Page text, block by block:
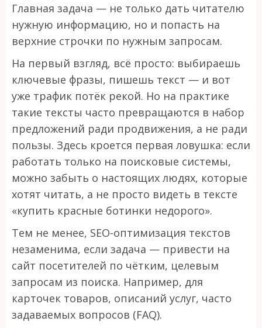
Главная задача — не только дать читателю
нужную информацию, но и попасть на
верхние строчки по нужным запросам.
На первый взгляд, всё просто: выбираешь
ключевые фразы, пишешь текст — и вот
уже трафик потёк рекой. Но на практике
такие тексты часто превращаются в набор
предложений ради продвижения, а не ради
пользы. Здесь кроется первая ловушка: если
работать только на поисковые системы,
можно забыть о настоящих людях, которые
хотят читать, а не просто видеть в тексте
«купить красные ботинки недорого».
Тем не менее, SEO-оптимизация текстов
незаменима, если задача — привести на
сайт посетителей по чётким, целевым
запросам из поиска. Например, для
карточек товаров, описаний услуг, часто
задаваемых вопросов (FAQ).